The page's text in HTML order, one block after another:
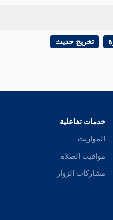
تخريج حديث
خدمات تفاعلية
المواريث
مواقيت الصلاة
مشاركات الزوار